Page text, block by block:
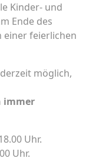
Kinder- und
Ende des
einer feierlichen
möglich,
immer
Uhr.
Uhr.